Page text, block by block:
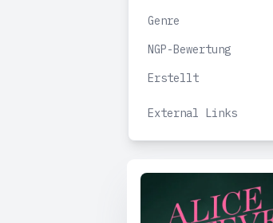
Genre
NGP-Bewertung
Erstellt
External Links